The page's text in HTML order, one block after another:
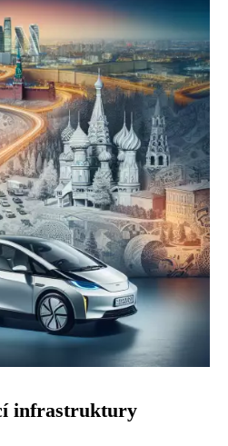
infrastruktury